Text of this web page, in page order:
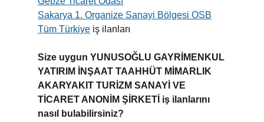
Sakarya 1. Organize Sanayi Bölgesi OSB
Tüm Türkiye iş ilanları
Size uygun YUNUSOĞLU GAYRİMENKUL
YATIRIM İNŞAAT TAAHHÜT MİMARLIK
AKARYAKIT TURİZM SANAYİ VE
TİCARET ANONİM ŞİRKETİ iş ilanlarını
nasıl bulabilirsiniz?